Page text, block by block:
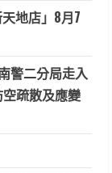
地店」8月7
警二分局走入
疏散及應變